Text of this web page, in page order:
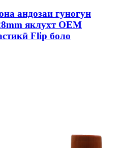
андозаи гуногун
яклухт OEM
Flip боло